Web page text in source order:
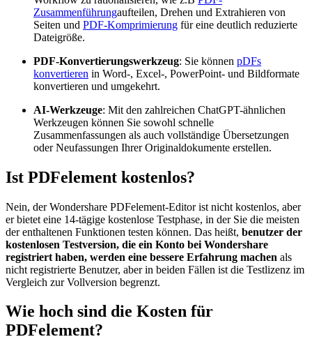
Zusammenführungaufteilen, Drehen und Extrahieren von
Seiten und PDF-Komprimierung für eine deutlich reduzierte
Dateigröße.
PDF-Konvertierungswerkzeug: Sie können pDFs
konvertieren in Word-, Excel-, PowerPoint- und Bildformate
konvertieren und umgekehrt.
AI-Werkzeuge: Mit den zahlreichen ChatGPT-ähnlichen
Werkzeugen können Sie sowohl schnelle
Zusammenfassungen als auch vollständige Übersetzungen
oder Neufassungen Ihrer Originaldokumente erstellen.
Ist PDFelement kostenlos?
Nein, der Wondershare PDFelement-Editor ist nicht kostenlos, aber
er bietet eine 14-tägige kostenlose Testphase, in der Sie die meisten
der enthaltenen Funktionen testen können. Das heißt, benutzer der
kostenlosen Testversion, die ein Konto bei Wondershare
registriert haben, werden eine bessere Erfahrung machen als
nicht registrierte Benutzer, aber in beiden Fällen ist die Testlizenz im
Vergleich zur Vollversion begrenzt.
Wie hoch sind die Kosten für
PDFelement?